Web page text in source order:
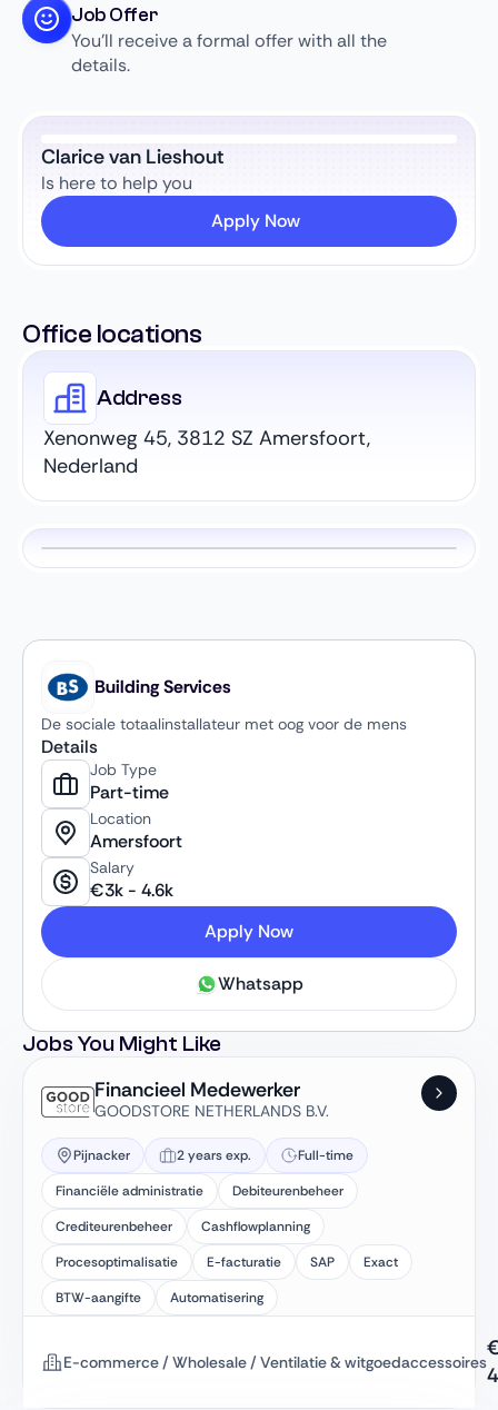
Job Offer
You’ll receive a formal offer with all the
details.
Clarice van Lieshout
Is here to help you
Apply Now
Office locations
Address
Xenonweg 45, 3812 SZ Amersfoort,
Nederland
Building Services
De sociale totaalinstallateur met oog voor de mens
Details
Job Type
Part-time
Location
Amersfoort
Salary
€3k - 4.6k
Apply Now
Whatsapp
Jobs You Might Like
Financieel Medewerker
GOODSTORE NETHERLANDS B.V.
Pijnacker 2 years exp.
Full-time
Financiële administratie
Debiteurenbeheer
Crediteurenbeheer
Cashflowplanning
Procesoptimalisatie
E-facturatie SAP
Exact
BTW-aangifte
Automatisering
E-commerce / Wholesale / Ventilatie & witgoedaccessoires